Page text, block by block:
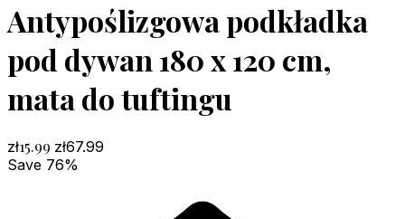
Antypoślizgowa podkładka
pod dywan 180 x 120 cm,
mata do tuftingu
zł15.99 zł67.99
Save 76%